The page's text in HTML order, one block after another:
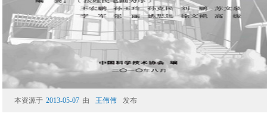
本资源于 2013-05-07 由 王伟伟 发布